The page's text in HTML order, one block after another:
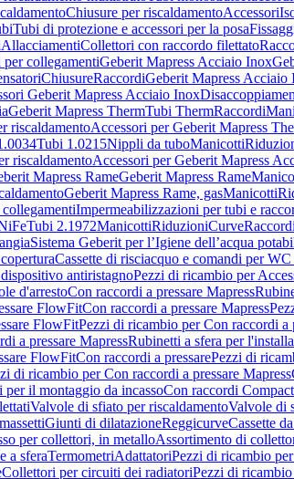
Chiusure per riscaldamentoAccessori
Tubi di protezione e accessori per la posa
AllacciamentiCollettori con raccordo filettato
per collegamentiGeberit Mapress Acciaio Inox
ChiusureRaccordiGeberit Mapress Acciaio
Geberit Mapress Acciaio Inox
Geberit Mapress ThermTubi ThermRaccordi
riscaldamentoAccessori per Geberit Mapress
Tubi 1.0215Nippli da tuboManicotti
riscaldamentoAccessori per Geberit Mapress
Mapress RameGeberit Mapress Rame
Geberit Mapress Rame, gasManicotti
Impermeabilizzazioni per tubi e
Tubi 2.1972ManicottiRiduzioniCurve
Sistema Geberit per l’Igiene dell’acqua
Cassette di risciacquo e comandi per
antiristagnoPezzi di ricambio per
d'arrestoCon raccordi a pressare Mapress
FlowFitCon raccordi a pressare Mapress
FlowFitPezzi di ricambio per Con raccordi a
a pressare MapressRubinetti a sfera per
FlowFitCon raccordi a pressarePezzi di
di ricambio per Con raccordi a pressare Mapress
il montaggio da incassoCon raccordi Compact
Valvole di sfiato per riscaldamentoValvole di
Giunti di dilatazioneReggicurveCassette
per collettori, in metalloAssortimento di
a sferaTermometriAdattatoriPezzi di ricambio
Collettori per circuiti dei radiatoriPezzi di